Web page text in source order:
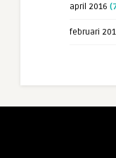
april 2016
februari